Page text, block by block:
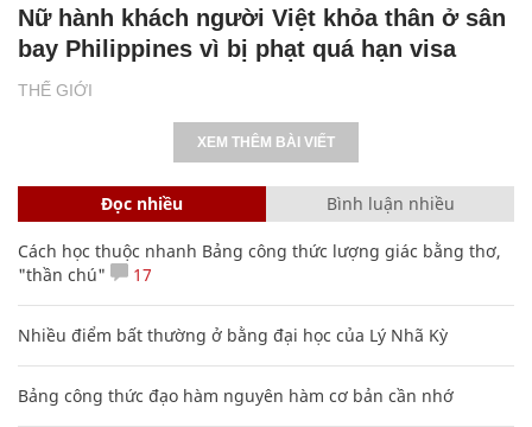
THẾ GIỚI
Nữ hành khách người Việt khỏa thân ở sân
bay Philippines vì bị phạt quá hạn visa
XEM THÊM BÀI VIẾT
Đọc nhiều Bình luận nhiều
Cách học thuộc nhanh Bảng công thức lượng giác bằng thơ,
"thần chú"
17
Nhiều điểm bất thường ở bằng đại học của Lý Nhã Kỳ
Bảng công thức đạo hàm nguyên hàm cơ bản cần nhớ